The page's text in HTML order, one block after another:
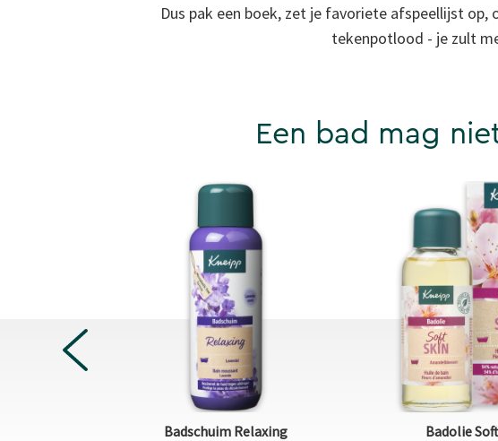
Dus pak een boek, zet je favoriete afspeellijst op,
tekenpotlood - je zult
Een bad mag
Badschuim Relaxing Badolie
PREVIOUS